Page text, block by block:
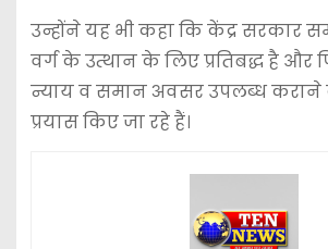
उन्होंने यह भी कहा कि केंद्र सरकार
वर्ग के उत्थान के लिए प्रतिबद्ध है और
न्याय व समान अवसर उपलब्ध कराने
प्रयास किए जा रहे हैं।